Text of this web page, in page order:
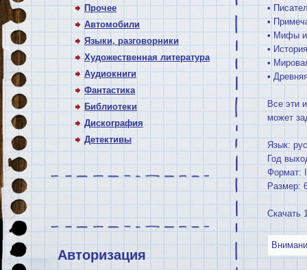
Прочее
Автомобили
Языки, разговорники
Художественная литература
Аудиокниги
Фантастика
Библиотеки
Дискография
Детективы
Авторизация
•
•
• Мифы и
•
•
•
Все эти
может
Язык:
Год
Формат:
Размер:
Скачать